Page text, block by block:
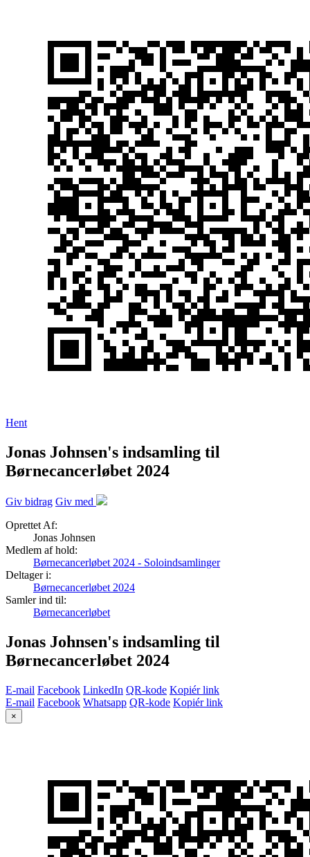
Hent
Jonas Johnsen's indsamling til
Børnecancerløbet 2024
Giv bidrag Giv med
Oprettet Af:
Jonas Johnsen
Medlem af hold:
Børnecancerløbet 2024 - Soloindsamlinger
Deltager i:
Børnecancerløbet 2024
Samler ind til:
Børnecancerløbet
Jonas Johnsen's indsamling til
Børnecancerløbet 2024
E-mail Facebook LinkedIn QR-kode Kopiér link
E-mail Facebook Whatsapp QR-kode Kopiér link
×